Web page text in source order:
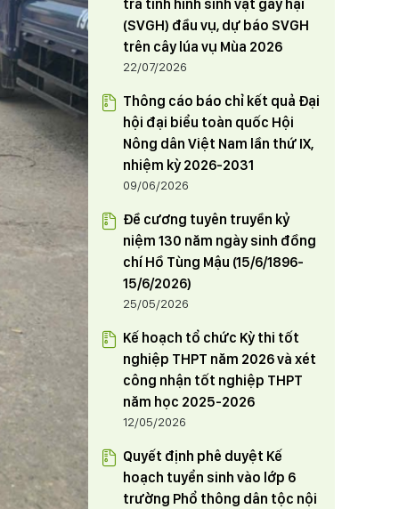
Trưởng phòng Tổng hợp Văn
phòng Tỉnh uỷ điều động và chỉ
định tham gia Đảng đoàn Hội
Nông dân tỉnh từ ngày 1/6/2024
HỘI NÔNG DÂN TỈNH PHÚ THỌ
THAM GIA TUẦN HÀNG GIỚI THIỆU,
NGHIỆP TIÊU BIỂU, CHẤT LƯỢNG
CAO THÂN THIỆN VỚI MÔI
TRƯỜNG TẠI THỦ ĐÔ HÀ NỘI
23/05/2024
tra tình hình sinh vật gây hại
(SVGH) đầu vụ, dự báo SVGH
trên cây lúa vụ Mùa 2026
22/07/2026
Thông cáo báo chỉ kết quả Đại
hội đại biểu toàn quốc Hội
Nông dân Việt Nam lần thứ IX,
nhiệm kỳ 2026-2031
09/06/2026
Đề cương tuyên truyền kỷ
niệm 130 năm ngày sinh đồng
chí Hồ Tùng Mậu (15/6/1896-
15/6/2026)
25/05/2026
Kế hoạch tổ chức Kỳ thi tốt
nghiệp THPT năm 2026 và xét
công nhận tốt nghiệp THPT
năm học 2025-2026
12/05/2026
Quyết định phê duyệt Kế
hoạch tuyển sinh vào lớp 6
trường Phổ thông dân tộc nội